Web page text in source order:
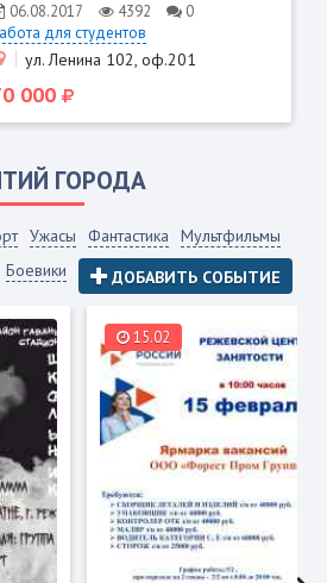
06.08.2017 4392
0
для студентов
ул. Ленина 102, оф.201
000
ГОРОДА
Ужасы Фантастика
Мультфильмы
Боевики ДОБАВИТЬ СОБЫТИЕ
15.02